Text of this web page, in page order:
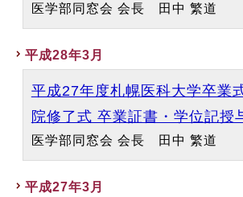
医学部同窓会 会長 田中 繁道
平成28年3月
平成27年度札幌医科大学卒業
院修了式 卒業証書・学位記授
医学部同窓会 会長 田中 繁道
平成27年3月